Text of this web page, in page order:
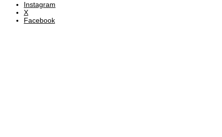
Instagram
X
Facebook